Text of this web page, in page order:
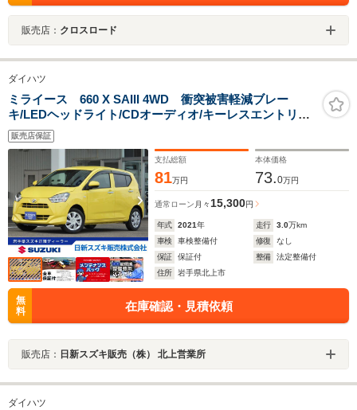
販売店： クロスロード
ダイハツ
ミライース 660 X SAIII 4WD 衝突被害軽減ブレー
キ/LEDヘッドライト/CDオーディオ/キーレスエントリー/
オートライト/アイドリングストップ/横滑り防止機能/盗難
防止システム
販売店保証
支払総額
81万円
本体価格
73.0万円
通常ローン 月々 15,300円
年式 2021年 走行 3.0万km
車検
車検整備付 修復
なし
保証
保証付 整備
法定整備付
住所
岩手県北上市
無
料
在庫確認・見積依頼
販売店： 日新スズキ販売（株） 北上営業所
ダイハツ